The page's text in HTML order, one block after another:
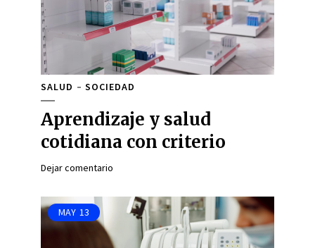
SALUD SOCIEDAD
Aprendizaje y salud
cotidiana con criterio
Dejar comentario
MAY 13